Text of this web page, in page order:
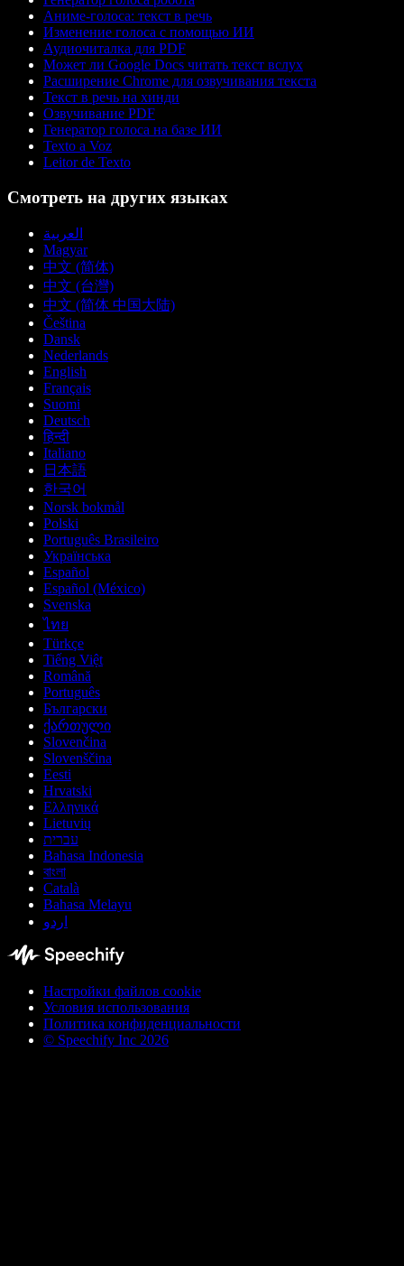
Аниме-голоса: текст в речь
Изменение голоса с помощью ИИ
Аудиочиталка для PDF
Может ли Google Docs читать текст вслух
Расширение Chrome для озвучивания текста
Текст в речь на хинди
Озвучивание PDF
Генератор голоса на базе ИИ
Texto a Voz
Leitor de Texto
Смотреть на других языках
العربية
Magyar
中文 (简体)
中文 (台灣)
中文 (简体 中国大陆)
Čeština
Dansk
Nederlands
English
Français
Suomi
Deutsch
हिन्दी
Italiano
日本語
한국어
Norsk bokmål
Polski
Português Brasileiro
Українська
Español
Español (México)
Svenska
ไทย
Türkçe
Tiếng Việt
Română
Português
Български
ქართული
Slovenčina
Slovenščina
Eesti
Hrvatski
Ελληνικά
Lietuvių
עברית
Bahasa Indonesia
বাংলা
Català
Bahasa Melayu
اردو
Настройки файлов cookie
Условия использования
Политика конфиденциальности
© Speechify Inc 2026